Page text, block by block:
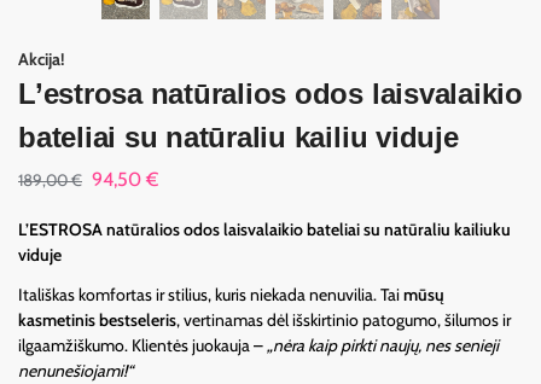
Akcija!
L’estrosa natūralios odos laisvalaikio
bateliai su natūraliu kailiu viduje
189,00€ 94,50€
L’ESTROSA natūralios odos laisvalaikio bateliai su natūraliu kailiuku
viduje
Itališkas komfortas ir stilius, kuris niekada nenuvilia. Taimūsų
kasmetinis bestseleris, vertinamas dėl išskirtinio patogumo, šilumos ir
ilgaamžiškumo. Klientės juokauja –„nėra kaip pirkti naujų, nes senieji
nenunešiojami!“